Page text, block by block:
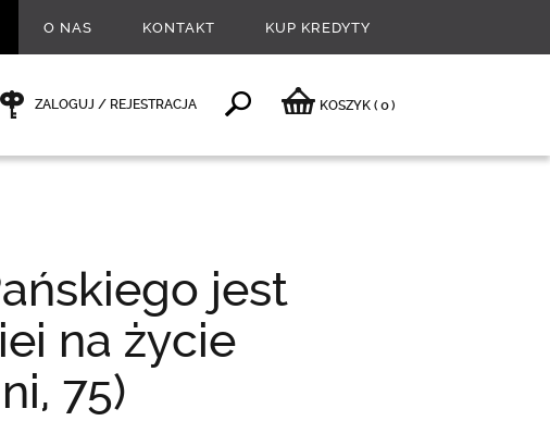
O NAS KONTAKT KUP KREDYTY
ZALOGUJ / REJESTRACJA KOSZYK ( 0)
jest
na życie
75)